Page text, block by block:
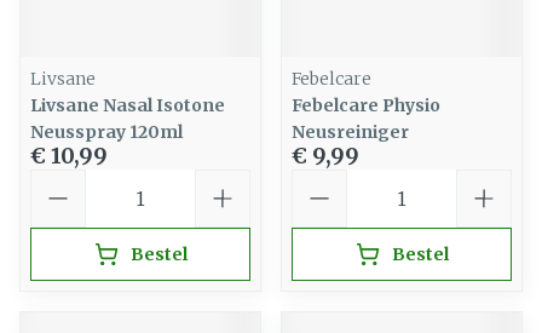
Livsane
Livsane Nasal Isotone
Neusspray 120ml
€ 10,99
Bestel
Febelcare
Febelcare Physio
Neusreiniger
€ 9,99
Bestel